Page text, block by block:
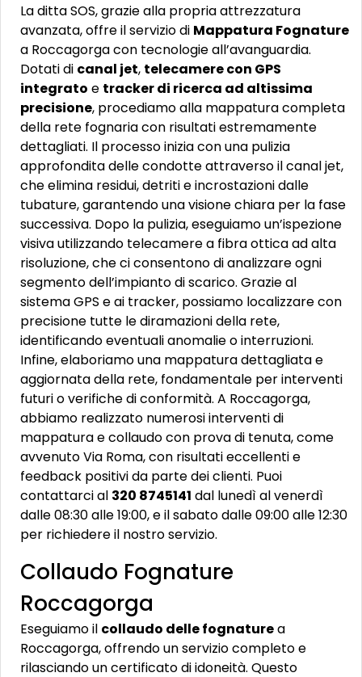
La ditta SOS, grazie alla propria attrezzatura
avanzata, offre il servizio di Mappatura Fognature
a Roccagorga con tecnologie all’avanguardia.
Dotati di canal jet, telecamere con GPS
integrato e tracker di ricerca ad altissima
precisione, procediamo alla mappatura completa
della rete fognaria con risultati estremamente
dettagliati. Il processo inizia con una pulizia
approfondita delle condotte attraverso il canal jet,
che elimina residui, detriti e incrostazioni dalle
tubature, garantendo una visione chiara per la fase
successiva. Dopo la pulizia, eseguiamo un’ispezione
visiva utilizzando telecamere a fibra ottica ad alta
risoluzione, che ci consentono di analizzare ogni
segmento dell’impianto di scarico. Grazie al
sistema GPS e ai tracker, possiamo localizzare con
precisione tutte le diramazioni della rete,
identificando eventuali anomalie o interruzioni.
Infine, elaboriamo una mappatura dettagliata e
aggiornata della rete, fondamentale per interventi
futuri o verifiche di conformità. A Roccagorga,
abbiamo realizzato numerosi interventi di
mappatura e collaudo con prova di tenuta, come
avvenuto Via Roma, con risultati eccellenti e
feedback positivi da parte dei clienti. Puoi
contattarci al 320 8745141 dal lunedì al venerdì
dalle 08:30 alle 19:00, e il sabato dalle 09:00 alle 12:30
per richiedere il nostro servizio.
Collaudo Fognature
Roccagorga
Eseguiamo il collaudo delle fognaturea
Roccagorga, offrendo un servizio completo e
rilasciando un certificato di idoneità. Questo